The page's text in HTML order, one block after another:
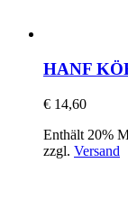
HANF
€ 14,60
Enthält 20%
zzgl. Versand